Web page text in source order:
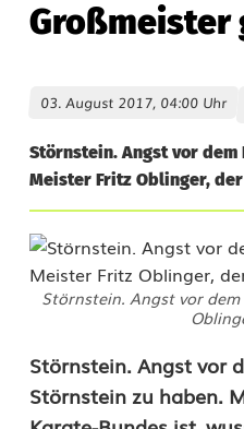
Großmeister
03. August 2017, 04:00 Uhr
Störnstein. Angst vor
Meister Fritz Oblinger,
Störnstein. Angst vor
G
r
Störnstein. Angst vor
Störnstein zu haben.